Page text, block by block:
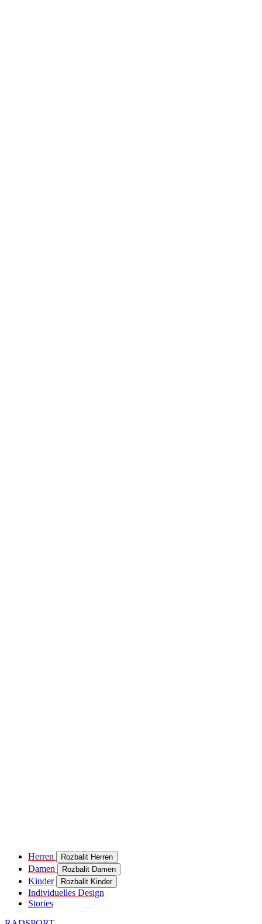
Herren Rozbalit Herren
Damen Rozbalit Damen
Kinder Rozbalit Kinder
Individuelles Design
Stories